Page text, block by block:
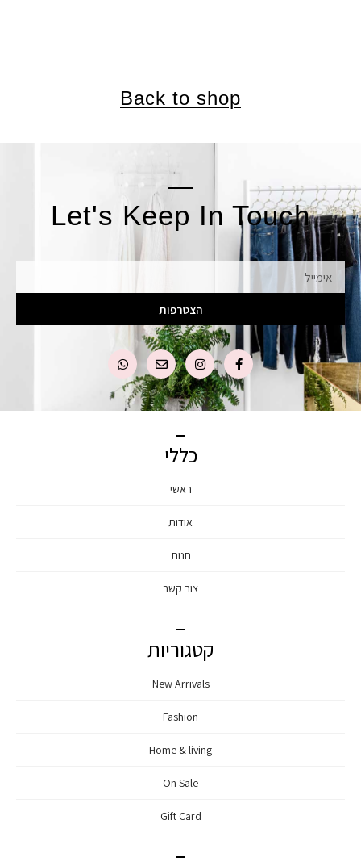
Back to shop
Let's Keep In Touch
אימייל
הצטרפות
כללי
ראשי
אודות
חנות
צור קשר
קטגוריות
New Arrivals
Fashion
Home & living
On Sale
Gift Card